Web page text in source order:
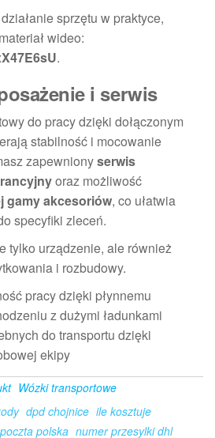
sprzętu w praktyce,
wideo:
.
i serwis
do pracy dzięki dołączonym
stabilność i mocowanie
zapewnionyserwis
oraz możliwość
gamy akcesoriów, co ułatwia
specyfiki zleceń.
tylko urządzenie, ale również
i rozbudowy.
pracy dzięki płynnemu
z dużymi ładunkami
do transportu dzięki
ekipy
Wózki transportowe
dpd chojnice ile kosztuje
polska numer przesylki dhl